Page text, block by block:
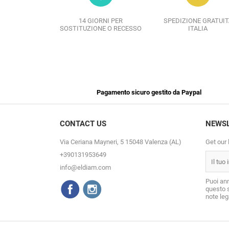
14 GIORNI PER
SOSTITUZIONE O RECESSO
SPEDIZIONE
ITALIA
Pagamento sicuro gestito da Paypal
CONTACT US
Via Ceriana Mayneri, 5 15048 Valenza (AL)
+390131953649
info@eldiam.com
Get our
Puoi
questo
note